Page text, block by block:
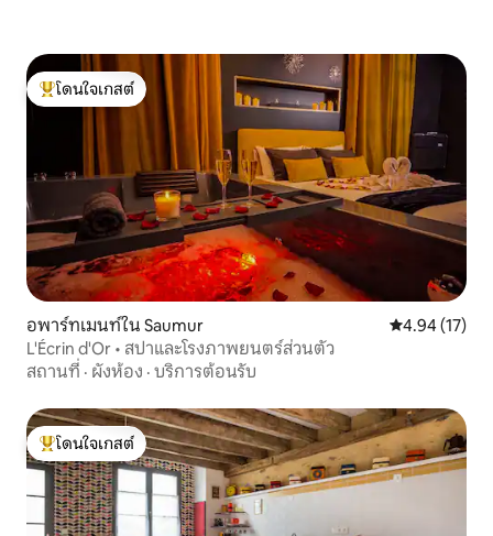
โดนใจเกสต์ที่สุด
โดนใจเกสต์
อพาร์ทเมนท์ใน Saumur คะแนนเฉลี่ย
4.94 (17)
L'Écrin d'Or • สปาและโรงภาพยนตร์ส่วนตัว
สถานที่ · ผังห้อง · บริการต้อนรับ
โดนใจเกสต์ที่สุด
โดนใจเกสต์